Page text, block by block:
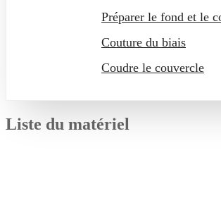
Préparer le fond et le
Couture du biais
Coudre le couvercle
Liste du matériel